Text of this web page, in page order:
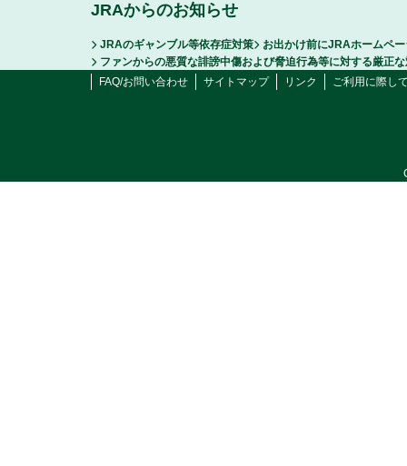
JRAからのお知らせ
JRAのギャンブル等依存症対策
お出かけ前にJRAホームペ
ファンからの悪質な誹謗中傷および脅迫行為等に対する厳正
FAQ/お問い合わせ
サイトマップ リンク ご利用に際し